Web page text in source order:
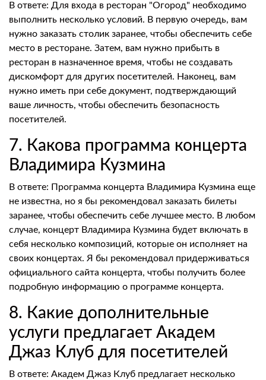
В ответе: Для входа в ресторан "Огород" необходимо
выполнить несколько условий. В первую очередь, вам
нужно заказать столик заранее, чтобы обеспечить себе
место в ресторане. Затем, вам нужно прибыть в
ресторан в назначенное время, чтобы не создавать
дискомфорт для других посетителей. Наконец, вам
нужно иметь при себе документ, подтверждающий
ваше личность, чтобы обеспечить безопасность
посетителей.
7. Какова программа концерта
Владимира Кузмина
В ответе: Программа концерта Владимира Кузмина еще
не известна, но я бы рекомендовал заказать билеты
заранее, чтобы обеспечить себе лучшее место. В любом
случае, концерт Владимира Кузмина будет включать в
себя несколько композиций, которые он исполняет на
своих концертах. Я бы рекомендовал придерживаться
официального сайта концерта, чтобы получить более
подробную информацию о программе концерта.
8. Какие дополнительные
услуги предлагает Академ
Джаз Клуб для посетителей
В ответе: Академ Джаз Клуб предлагает несколько